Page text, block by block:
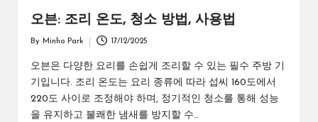
오븐: 조리 온도, 청소 방법, 사용법
by
By Minho Park 17/12/2025
오븐은 다양한 요리를 손쉽게 조리할 수 있는 필수 주방 기
기입니다. 조리 온도는 요리 종류에 따라 섭씨 160도에서
220도 사이로 조정해야 하며, 정기적인 청소를 통해 성능
을 유지하고 불쾌한 냄새를 방지할 수…